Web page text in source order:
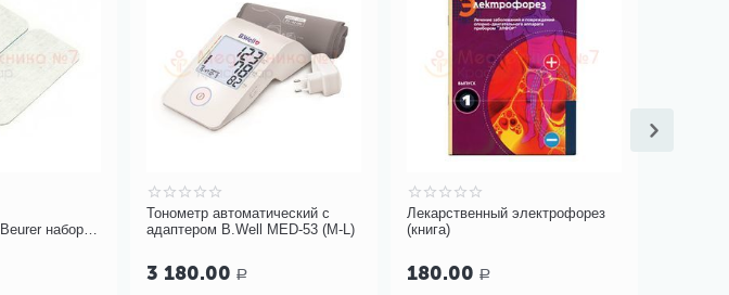
набор 4
Тонометр автоматический с
адаптером B.Well MED-53 (M-L)
3 180.00 Р
Лекарственный электрофорез
(книга)
180.00 Р